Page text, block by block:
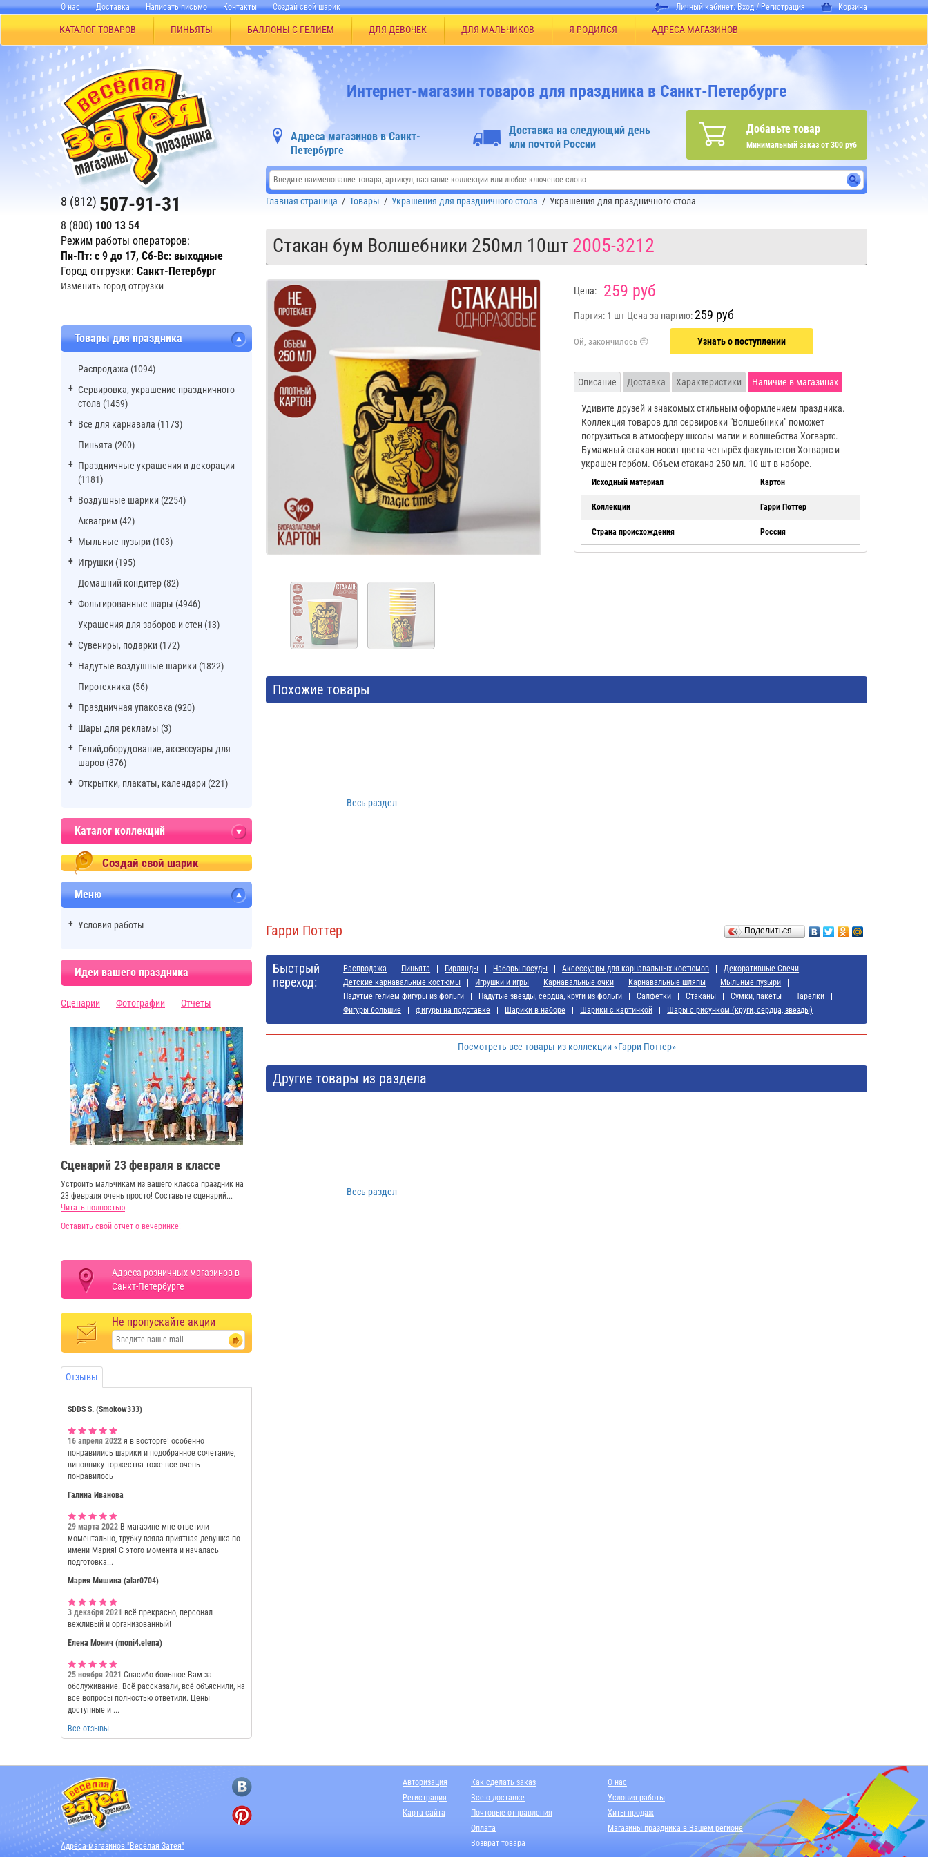
О нас Доставка Написать письмо Контакты Создай свой шарик Личный кабинет:Вход/Регистрация Корзина
КАТАЛОГ ТОВАРОВ ПИНЬЯТЫ БАЛЛОНЫ С ГЕЛИЕМ ДЛЯ ДЕВОЧЕК ДЛЯ МАЛЬЧИКОВ Я РОДИЛСЯ АДРЕСА МАГАЗИНОВ
8 (812) 507-91-31
8 (800) 100 13 54
Режим работы операторов:
Пн-Пт: с 9 до 17, Сб-Вс: выходные
Город отгрузки: Санкт-Петербург
Изменить город отгрузки
Товары для праздника
Распродажа (1094)
Сервировка, украшение праздничного
стола (1459)
Все для карнавала (1173)
Пиньята (200)
Праздничные украшения и декорации
(1181)
Воздушные шарики (2254)
Аквагрим (42)
Мыльные пузыри (103)
Игрушки (195)
Домашний кондитер (82)
Фольгированные шары (4946)
Украшения для заборов и стен (13)
Сувениры, подарки (172)
Надутые воздушные шарики (1822)
Пиротехника (56)
Праздничная упаковка (920)
Шары для рекламы (3)
Гелий,оборудование, аксессуары для
шаров (376)
Открытки, плакаты, календари (221)
Каталог коллекций
Создай свой шарик
Меню
Условия работы
Идеи вашего праздника
Сценарии Фотографии Отчеты
Сценарий 23 февраля в классе
Устроить мальчикам из вашего класса праздник на
23 февраля очень просто! Составьте сценарий...
Читать полностью
Оставить свой отчет о вечеринке!
Адреса розничных магазинов в
Санкт-Петербурге
Не пропускайте акции
Отзывы
SDDS S. (Smokow333)
16 апреля 2022 я в восторге! особенно
понравились шарики и подобранное сочетание,
виновнику торжества тоже все очень
понравилось
Галина Иванова
29 марта 2022 В магазине мне ответили
моментально, трубку взяла приятная девушка по
имени Мария! С этого момента и началась
подготовка...
Мария Мишина (alar0704)
3 декабря 2021 всё прекрасно, персонал
вежливый и организованный!
Елена Монич (moni4.elena)
25 ноября 2021 Спасибо большое Вам за
обслуживание. Всё рассказали, всё объяснили, на
все вопросы полностью ответили. Цены
доступные и ...
Все отзывы
Интернет-магазин товаров для праздника в Санкт-Петербурге
Добавьте товар
Минимальный заказ от 300 руб
Адреса магазинов в Санкт-
Петербурге
Доставка на следующий день
или почтой России
Главная страница / Товары / Украшения для праздничного стола / Украшения для праздничного стола
Стакан бум Волшебники 250мл 10шт 2005-3212
Цена: 259 руб
Партия: 1 шт Цена за партию:259 руб
Узнать о поступлении
Описание Доставка Характеристики Наличие в магазинах
Удивите друзей и знакомых стильным оформлением праздника.
Коллекция товаров для сервировки "Волшебники" поможет
погрузиться в атмосферу школы магии и волшебства Хогвартс.
Бумажный стакан носит цвета четырёх факультетов Хогвартс и
украшен гербом. Объем стакана 250 мл. 10 шт в наборе.
Исходный материал Картон
Коллекции Гарри Поттер
Страна происхождения Россия
Похожие товары
Весь раздел
Поделиться…
Гарри Поттер
Быстрый
переход:
Распродажа Пиньята Гирлянды Наборы посуды Аксессуары для карнавальных костюмов
Декоративные Свечи
Детские карнавальные костюмы
Игрушки и игры Карнавальные очки Карнавальные шляпы
Мыльные пузыри
Надутые гелием фигуры из фольги
Надутые звезды, сердца, круги из фольги Салфетки Стаканы Сумки, пакеты
Тарелки
Фигуры большие
фигуры на подставке Шарики в наборе Шарики с картинкой Шары с рисунком (круги, сердца, звезды)
Посмотреть все товары из коллекции «Гарри Поттер»
Другие товары из раздела
Весь раздел
Адреса магазинов "Весёлая Затея"
Авторизация
Регистрация
Карта сайта
Как сделать заказ
Все о доставке
Почтовые отправления
Оплата
Возврат товара
О нас
Условия работы
Хиты продаж
Магазины праздника в Вашем регионе